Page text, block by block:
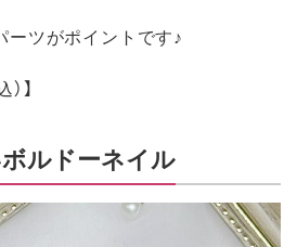
ーツがポイントです♪
】
ルドーネイル